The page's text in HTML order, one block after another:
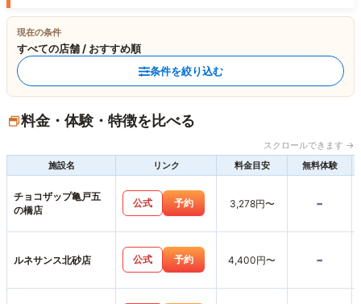
現在の条件
すべての店舗 / おすすめ順
条件を絞り込む
料金・体験・特徴を比べる
スクロールできます →
施設名
リンク 料金目安 無料体験
チョコザップ亀戸五
の橋店
公式 予約 3,278円〜 -
ルネサンス北砂店 公式 予約 4,400円〜 -